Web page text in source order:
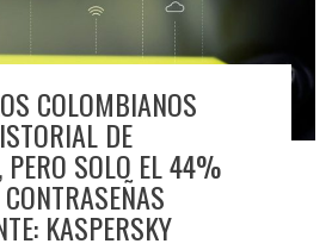
COLOMBIANOS
DE
PERO SOLO EL 44%
KASPERSKY